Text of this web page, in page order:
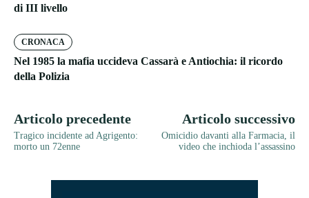
di III livello
CRONACA
Nel 1985 la mafia uccideva Cassarà e Antiochia: il ricordo
della Polizia
Articolo precedente
Tragico incidente ad Agrigento:
morto un 72enne
Articolo successivo
Omicidio davanti alla Farmacia, il
video che inchioda l’assassino